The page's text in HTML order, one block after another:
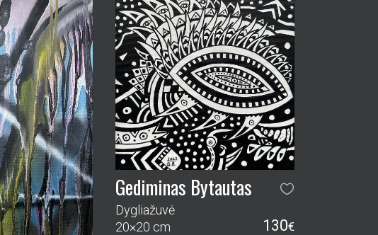
Gediminas Bytautas
Dygliažuvė
20×20 cm
130€